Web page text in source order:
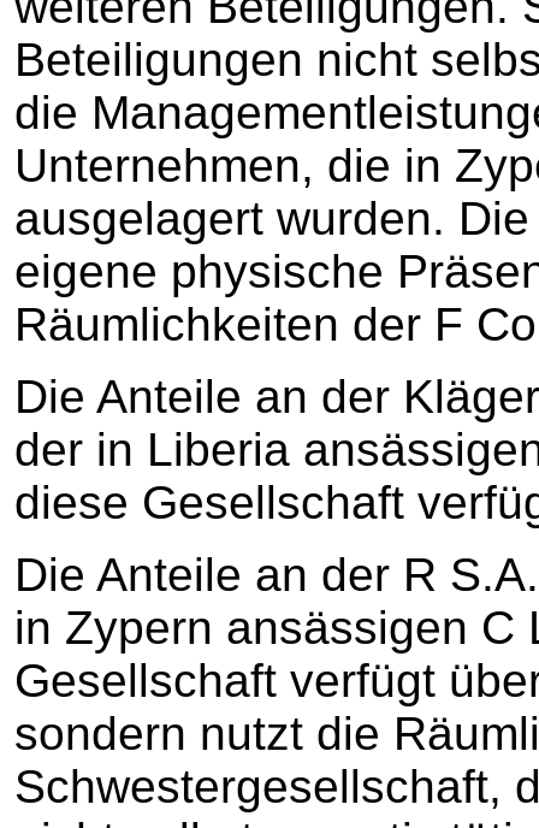
Beteiligungen nicht
die
Unternehmen, die in
ausgelagert wurden.
eigene physische
Räumlichkeiten der F
Die Anteile an der
der in Liberia
diese Gesellschaft
Die Anteile an der R
in Zypern ansässigen C
Gesellschaft verfügt
sondern nutzt die
Schwestergesellschaft,